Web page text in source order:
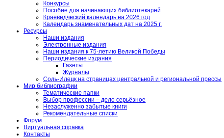
Конкурсы
Пособие для начинающих библиотекарей
Краеведческий календарь на 2026 год
Календарь знаменательных дат на 2025 г.
Ресурсы
Наши издания
Электронные издания
Наши издания к 75-летию Великой Победы
Периодические издания
Газеты
Журналы
Соль-Илецк на страницах центральной и региональной прессы
Мир библиографии
Тематические папки
Выбор профессии – дело серьёзное
Незаслуженно забытые книги
Рекомендательные списки
Форум
Виртуальная справка
Контакты